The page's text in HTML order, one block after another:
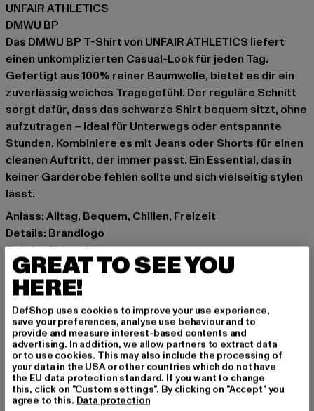
UNFAIR ATHLETICS
DMWU BP
Das DMWU BP T-Shirt von UNFAIR ATHLETICS liefert
einen unkomplizierten Casual-Look für jeden Tag.
Gefertigt aus 100% reiner Baumwolle, bietet es dir ein
zuverlässig weiches Tragegefühl. Der reguläre Schnitt
sorgt dafür, dass das schwarze Shirt bequem sitzt, ohne
aufzutragen – ideal für Unterwegs oder entspannte
Stunden. Kombiniere es mit Jeans oder Shorts für einen
cleanen Auftritt, der immer passt. Ein Essential, das in
keiner Garderobe fehlen sollte und sich vielseitig stylen
lässt.
Anlass: Alltag, Bequem, Chillen, Freizeit
Details: Brandlogo
Schnitt: Normal
Marke: UNFAIR ATHLETICS
Kat.: T-Shirts
Farbe: schwarz
Hersteller Farbe: black/red
Materialzusammensetzung: 100% Baumwolle
Art.Nr: UNFR26-131-02374
GRÖSSE & PASSFORM
GREAT TO SEE YOU
HERE!
DefShop uses cookies to improve your use experience,
save your preferences, analyse use behaviour and to
provide and measure interest-based contents and
advertising. In addition, we allow partners to extract data
or to use cookies. This may also include the processing of
your data in the USA or other countries which do not have
the EU data protection standard. If you want to change
this, click on "Custom settings". By clicking on "Accept" you
agree to this. Data protection